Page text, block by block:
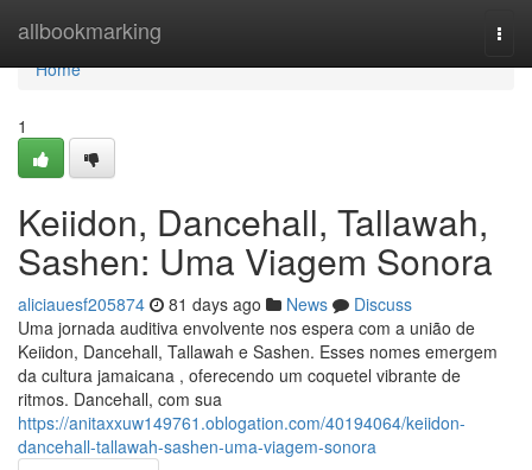
allbookmarking
Home
Home
1
Keiidon, Dancehall, Tallawah,
Sashen: Uma Viagem Sonora
aliciauesf205874 81 days ago News
Discuss
Uma jornada auditiva envolvente nos espera com a união de
Keiidon, Dancehall, Tallawah e Sashen. Esses nomes emergem
da cultura jamaicana , oferecendo um coquetel vibrante de
ritmos. Dancehall, com sua
https://anitaxxuw149761.oblogation.com/40194064/keiidon-
dancehall-tallawah-sashen-uma-viagem-sonora